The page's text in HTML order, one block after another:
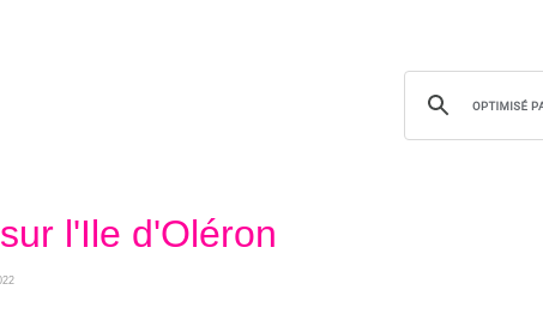
l'Ile d'Oléron